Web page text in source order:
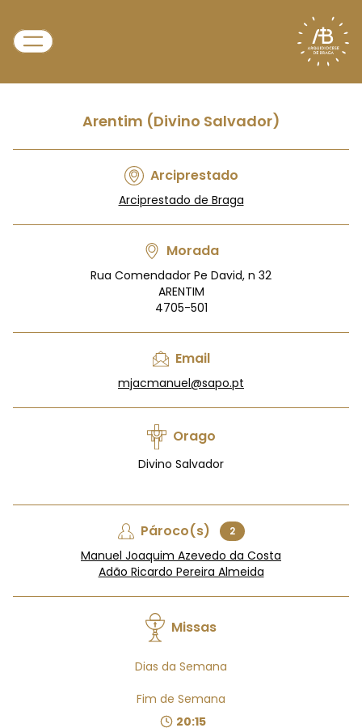
Arentim (Divino Salvador)
Arciprestado
Arciprestado de Braga
Morada
Rua Comendador Pe David, n 32
ARENTIM
4705-501
Email
mjacmanuel@sapo.pt
Orago
Divino Salvador
Pároco(s) 2
Manuel Joaquim Azevedo da Costa
Adão Ricardo Pereira Almeida
Missas
Dias da Semana
Fim de Semana
20:15